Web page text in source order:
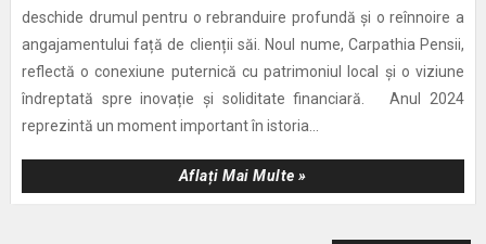
deschide drumul pentru o rebranduire profundă și o reînnoire a
angajamentului față de clienții săi. Noul nume, Carpathia Pensii,
reflectă o conexiune puternică cu patrimoniul local și o viziune
îndreptată spre inovație și soliditate financiară. Anul 2024
reprezintă un moment important în istoria...
Aflați Mai Multe »